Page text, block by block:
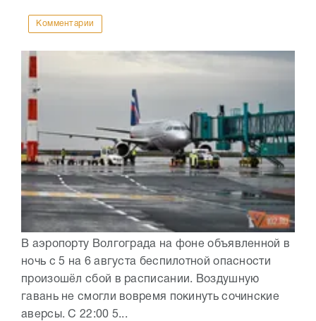
Комментарии
В аэропорту Волгограда на фоне объявленной в
ночь с 5 на 6 августа беспилотной опасности
произошёл сбой в расписании. Воздушную
гавань не смогли вовремя покинуть сочинские
аверсы. С 22:00 5...